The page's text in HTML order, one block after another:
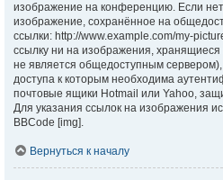
изображение на конференцию. Если
изображение, сохранённое на
ссылки: http://www.example.com/my-
ссылку ни на изображения,
не является общедоступным
доступа к которым необходима
почтовые ящики Hotmail или Yahoo,
Для указания ссылок на изображения
BBCode [img].
Вернуться к началу